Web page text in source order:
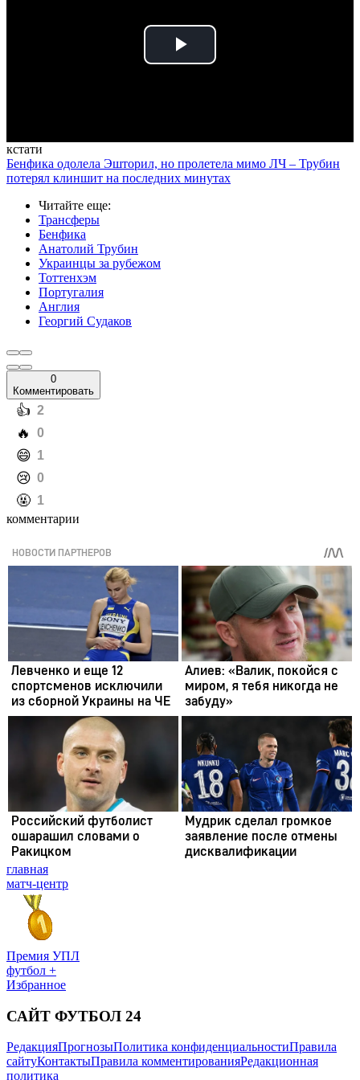
Play
кстати
Бенфика одолела Эшторил, но пролетела мимо ЛЧ – Трубин
потерял клиншит на последних минутах
Читайте еще:
Трансферы
Бенфика
Анатолий Трубин
Украинцы за рубежом
Тоттенхэм
Португалия
Англия
Георгий Судаков
0
Комментировать
️👍 2
️🔥 0
️😄 1
️😢 0
️🤬 1
комментарии
главная
матч-центр
Премия УПЛ
футбол +
Избранное
САЙТ ФУТБОЛ 24
РедакцияПрогнозыПолитика конфиденциальностиПравила
сайтуКонтактыПравила комментированияРедакционная
политика